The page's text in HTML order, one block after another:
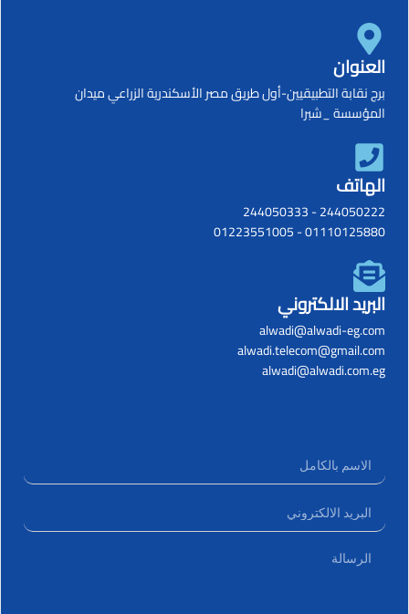
العنوان
برج نقابة التطبيقيين-أول طريق مصر الأسكندرية الزراعي ميدان
المؤسسة _شبرا
الهاتف
244050222
-
244050333
01110125880
-
01223551005
البريد الالكتروني
alwadi@alwadi-eg.com
alwadi.telecom@gmail.com
alwadi@alwadi.com.eg